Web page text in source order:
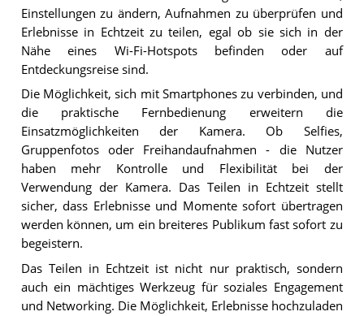
Einstellungen zu ändern, Aufnahmen zu überprüfen und
Erlebnisse in Echtzeit zu teilen, egal ob sie sich in der
Nähe eines Wi-Fi-Hotspots befinden oder auf
Entdeckungsreise sind.
Die Möglichkeit, sich mit Smartphones zu verbinden, und
die praktische Fernbedienung erweitern die
Einsatzmöglichkeiten der Kamera. Ob Selfies,
Gruppenfotos oder Freihandaufnahmen - die Nutzer
haben mehr Kontrolle und Flexibilität bei der
Verwendung der Kamera. Das Teilen in Echtzeit stellt
sicher, dass Erlebnisse und Momente sofort übertragen
werden können, um ein breiteres Publikum fast sofort zu
begeistern.
Das Teilen in Echtzeit ist nicht nur praktisch, sondern
auch ein mächtiges Werkzeug für soziales Engagement
und Networking. Die Möglichkeit, Erlebnisse hochzuladen